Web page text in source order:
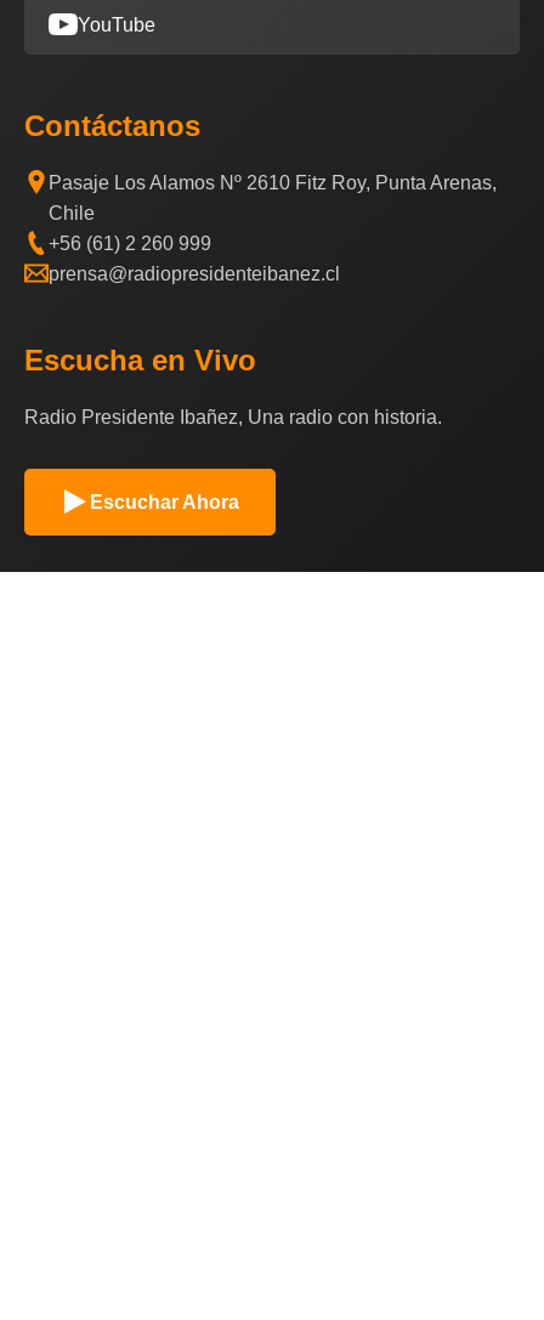
YouTube
Contáctanos
Pasaje Los Alamos Nº 2610 Fitz Roy, Punta Arenas,
Chile
+56 (61) 2 260 999
prensa@radiopresidenteibanez.cl
Escucha en Vivo
Radio Presidente Ibañez, Una radio con historia.
Escuchar Ahora